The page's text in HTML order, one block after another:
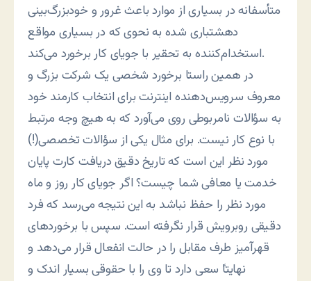
متأسفانه در بسیاری از موارد باعث غرور و خودبزرگ‌بینی
دهشتباری شده به نحوی که در بسیاری مواقع
استخدام‌کننده به تحقیر با جویای کار برخورد می‌کند.
در همین راستا برخورد شخصی یک شرکت بزرگ و
معروف سرویس‌دهنده اینترنت برای انتخاب کارمند خود
به سؤالات نامربوطی روی می‌آورد که به هیچ وجه مرتبط
با نوع کار نیست. برای مثال یکی از سؤالات تخصصی(!)
مورد نظر این است که تاریخ دقیق دریافت کارت پایان
خدمت یا معافی شما چیست؟ اگر جویای کار روز و ماه
مورد نظر را حفظ نباشد به این نتیجه می‌رسد که فرد
دقیقی روبرویش قرار نگرفته است. سپس با برخوردهای
قهرآمیز طرف مقابل را در حالت انفعال قرار می‌دهد و
نهایتا‍ً سعی دارد تا وی را با حقوقی بسیار اندک و